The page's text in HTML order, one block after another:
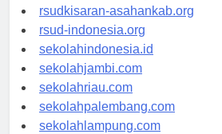
rsudkisaran-asahankab.org
rsud-indonesia.org
sekolahindonesia.id
sekolahjambi.com
sekolahriau.com
sekolahpalembang.com
sekolahlampung.com